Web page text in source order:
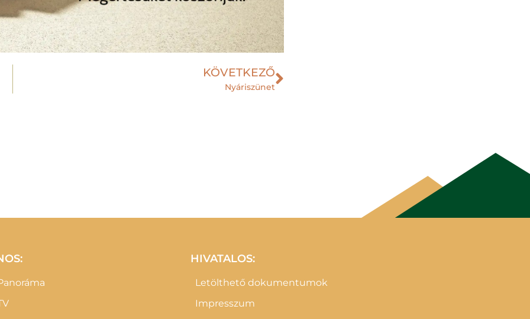
KÖVETKEZŐ
Nyáriszünet
HIVATALOS:
Letölthető dokumentumok
Impresszum